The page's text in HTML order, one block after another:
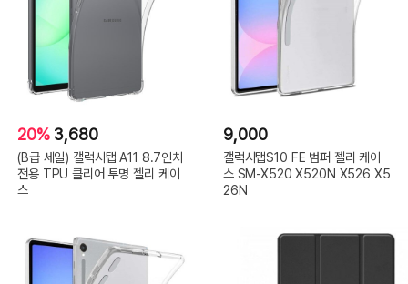
20% 3,680
(B급 세일) 갤럭시탭 A11 8.7인치
전용 TPU 클리어 투명 젤리 케이
스
9,000
갤럭시탭S10 FE 범퍼 젤리 케이
스 SM-X520 X520N X526 X5
26N